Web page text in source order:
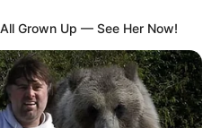
справу за справою,
місцеві громадські
Франківської області
Grown Up — See Her Now!